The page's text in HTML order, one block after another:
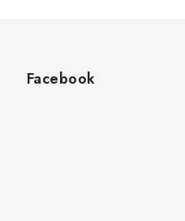
Facebook